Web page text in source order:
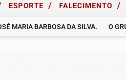
ESPORTE / FALECIMENTO /
BARBOSA DA SILVA. O